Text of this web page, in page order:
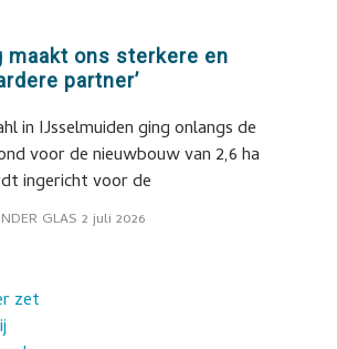
maakt ons sterkere en
partner’
in IJsselmuiden ging onlangs de
voor de nieuwbouw van 2,6 ha
ingericht voor de
GLAS 2 juli 2026